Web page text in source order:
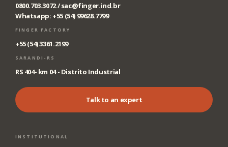
0800.703.3072 /sac@finger.ind.br
Whatsapp: +55 (54) 99628.7799
FINGER FACTORY
+55 (54) 3361.2199
SARANDI-RS
RS 404- km 04 - Distrito Industrial
Talk to an expert
INSTITUTIONAL